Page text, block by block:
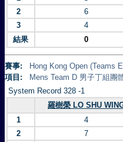
2
6
3
4
結果
0
賽事:
Hong Kong Open (Teams
項目:
Mens Team D 男子丁組團
System Record 328 -1
羅樹榮 LO SHU
1
4
2
7